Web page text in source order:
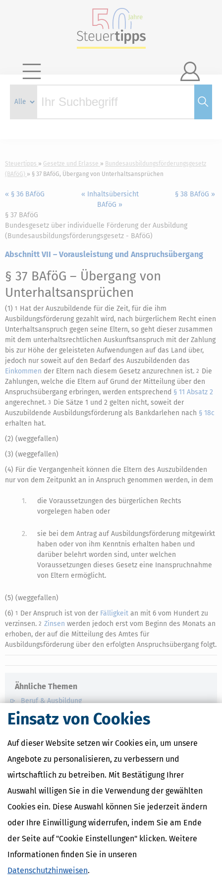
Einsatz von Cookies
Auf dieser Website setzen wir Cookies ein, um unsere
Angebote zu personalisieren, zu verbessern und
wirtschaftlich zu betreiben. Mit Bestätigung Ihrer
Auswahl willigen Sie in die Verwendung der gewählten
Cookies ein. Diese Auswahl können Sie jederzeit ändern
oder Ihre Einwilligung widerrufen, indem Sie am Ende
der Seite auf "Cookie Einstellungen" klicken. Weitere
Informationen finden Sie in unseren
Datenschutzhinweisen.

Steuertipps Gesetze und Erlasse
Bundesausbildungsförderungsgesetz
(BAföG)
§ 37 BAföG, Übergang von Unterhaltsansprüchen
« § 36 BAföG
« Inhaltsübersicht
BAföG »
§ 38 BAföG »
§ 37 BAföG
Bundesgesetz über individuelle Förderung der Ausbildung
(Bundesausbildungsförderungsgesetz - BAföG)
Abschnitt VII – Vorausleistung und Anspruchsübergang
§ 37 BAföG – Übergang von
Unterhaltsansprüchen
(1) 1 Hat der Auszubildende für die Zeit, für die ihm
Ausbildungsförderung gezahlt wird, nach bürgerlichem Recht einen
Unterhaltsanspruch gegen seine Eltern, so geht dieser zusammen
mit dem unterhaltsrechtlichen Auskunftsanspruch mit der Zahlung
bis zur Höhe der geleisteten Aufwendungen auf das Land über,
jedoch nur soweit auf den Bedarf des Auszubildenden das
Einkommen der Eltern nach diesem Gesetz anzurechnen ist. 2 Die
Zahlungen, welche die Eltern auf Grund der Mitteilung über den
Anspruchsübergang erbringen, werden entsprechend § 11 Absatz 2
angerechnet. 3 Die Sätze 1 und 2 gelten nicht, soweit der
Auszubildende Ausbildungsförderung als Bankdarlehen nach § 18c
erhalten hat.
(2) (weggefallen)
(3) (weggefallen)
(4) Für die Vergangenheit können die Eltern des Auszubildenden
nur von dem Zeitpunkt an in Anspruch genommen werden, in dem
1.
die Voraussetzungen des bürgerlichen Rechts
vorgelegen haben oder
2.
sie bei dem Antrag auf Ausbildungsförderung mitgewirkt
haben oder von ihm Kenntnis erhalten haben und
darüber belehrt worden sind, unter welchen
Voraussetzungen dieses Gesetz eine Inanspruchnahme
von Eltern ermöglicht.
(5) (weggefallen)
(6) 1 Der Anspruch ist von der Fälligkeit an mit 6 vom Hundert zu
verzinsen. 2 Zinsen werden jedoch erst vom Beginn des Monats an
erhoben, der auf die Mitteilung des Amtes für
Ausbildungsförderung über den erfolgten Anspruchsübergang folgt.
Ähnliche Themen
Beruf & Ausbildung
Vermögensplanung und Geldanlage
Geld im Alltag
Verwandte Lexikon-Begriffe
Mindestlohn
Abfindung
Anwesenheitsprämien
Apothekerzuschüsse